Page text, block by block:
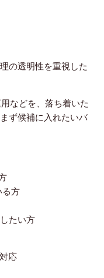
の透明性を重視した
などを、落ち着いた
ず候補に入れたいバ
る方
たい方
応